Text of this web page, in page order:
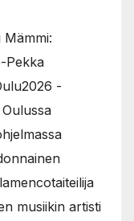
Pekka
-
musiikin artisti